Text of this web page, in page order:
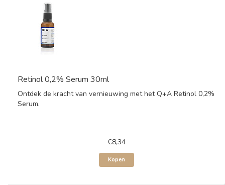
Retinol 0,2% Serum 30ml
Ontdek de kracht van vernieuwing met het Q+A Retinol 0,2%
Serum.
€8,34
Kopen